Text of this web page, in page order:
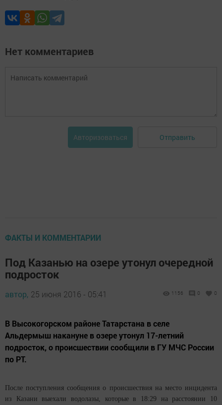
Нет комментариев
Авторизоваться Отправить
ФАКТЫ И КОММЕНТАРИИ
Под Казанью на озере утонул очередной
подросток
автор, 25 июня 2016 - 05:41 1156 0 0
В Высокогорском районе Татарстана в селе
Альдермыш накануне в озере утонул 17-летний
подросток, о происшествии сообщили в ГУ МЧС России
по РТ.
После поступления сообщения о происшествия на место инцидента
из Казани выехали водолазы, которые в 18:29 на расстоянии 10